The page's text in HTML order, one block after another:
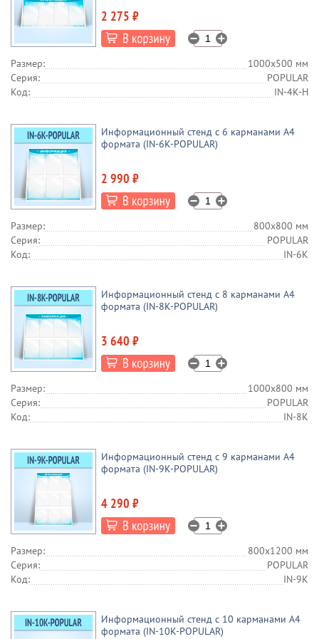
2 275 ₽
Размер:
1000х500 мм
Серия:
POPULAR
Код:
IN-4K-H
Информационный стенд с 6 карманами А4
формата (IN-6K-POPULAR)
2 990 ₽
Размер:
800х800 мм
Серия:
POPULAR
Код:
IN-6K
Информационный стенд с 8 карманами А4
формата (IN-8K-POPULAR)
3 640 ₽
Размер:
1000х800 мм
Серия:
POPULAR
Код:
IN-8K
Информационный стенд с 9 карманами А4
формата (IN-9K-POPULAR)
4 290 ₽
Размер:
800х1200 мм
Серия:
POPULAR
Код:
IN-9K
Информационный стенд с 10 карманами А4
формата (IN-10K-POPULAR)